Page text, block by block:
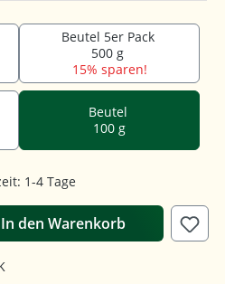
Beutel 5er Pack
500 g
15% sparen!
Beutel
100 g
1-4 Tage
In den Warenkorb